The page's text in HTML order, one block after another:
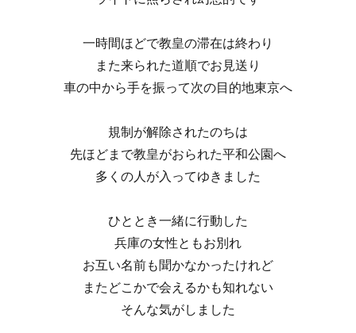
一時間ほどで教皇の滞在は終わり
また来られた道順でお見送り
車の中から手を振って次の目的地東京へ
規制が解除されたのちは
先ほどまで教皇がおられた平和公園へ
多くの人が入ってゆきました
ひととき一緒に行動した
兵庫の女性ともお別れ
お互い名前も聞かなかったけれど
またどこかで会えるかも知れない
そんな気がしました